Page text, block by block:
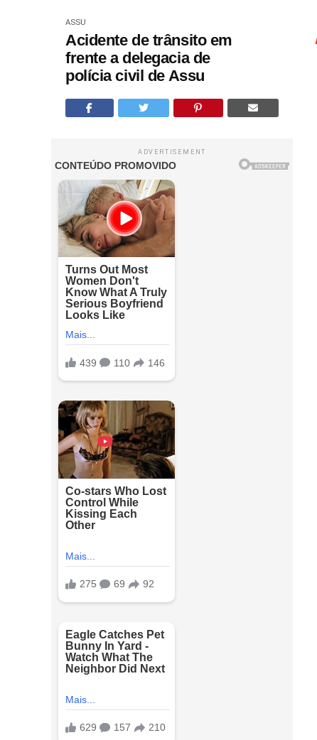
ASSÚ
Acidente de trânsito em
frente a delegacia de
polícia civil de Assu
ADVERTISEMENT